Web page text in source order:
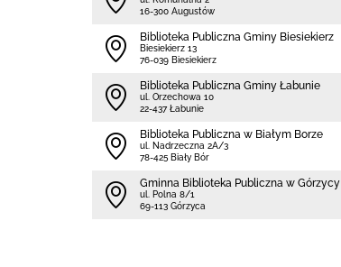
16-300 Augustów
Biblioteka Publiczna Gminy Biesiekierz
Biesiekierz 13
76-039 Biesiekierz
Biblioteka Publiczna Gminy Łabunie
ul. Orzechowa 10
22-437 Łabunie
Biblioteka Publiczna w Białym Borze
ul. Nadrzeczna 2A/3
78-425 Biały Bór
Gminna Biblioteka Publiczna w Górzycy
ul. Polna 8/1
69-113 Górzyca